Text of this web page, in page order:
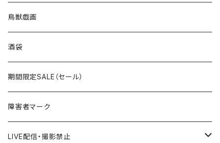
国道600～699号線
ROUTE100～199号線
ROUTE 0～99号線
ROUTE 100～199号線
キャップ
ROUTE 0～99号線
ROUTE 100～199号線
青森県
岩手県
宮城県
秋田県
Tシャツ
山形県
ステッカー
鳥獣戯画
酒袋
期間限定SALE（セール）
障害者マーク
LIVE配信・撮影禁止